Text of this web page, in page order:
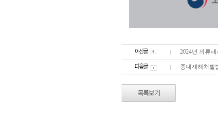
2024년 의류
중대재해처벌